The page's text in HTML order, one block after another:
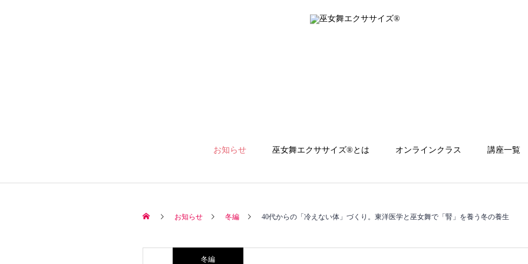
お知らせ 巫女舞エクササイズ®︎とは オンラインクラス 講座一覧
お知らせ 冬編 40代からの「冷えない体」づくり。東洋医学と巫女舞で「腎」を養う冬の養生
冬編